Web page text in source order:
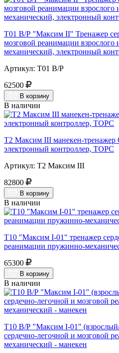
Т01 В/Р "Максим II" Тренажер
мозговой реанимации
механический, электронный
Артикул: Т01 В/Р
62500
В корзину
В наличии
Т2 Максим III манекен-тренажер
электронный контроллер, ТОРС
Артикул: Т2 Максим III
82800
В корзину
В наличии
Т10 "Максим I-01" тренажер
реанимации пружинно-
65300
В корзину
В наличии
Т10 В/Р "Максим I-01"
сердечно-легочной и мозговой
механический - манекен